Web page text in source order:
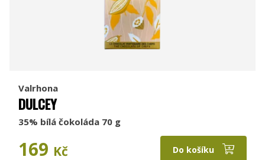
Valrhona
DULCEY
35% bílá čokoláda 70 g
169 Kč Do košíku